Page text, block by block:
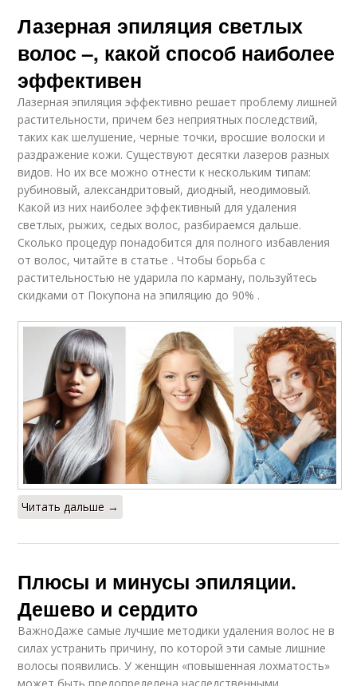
Лазерная эпиляция светлых
волос –, какой способ наиболее
эффективен
Лазерная эпиляция эффективно решает проблему лишней
растительности, причем без неприятных последствий,
таких как шелушение, черные точки, вросшие волоски и
раздражение кожи. Существуют десятки лазеров разных
видов. Но их все можно отнести к нескольким типам:
рубиновый, александритовый, диодный, неодимовый.
Какой из них наиболее эффективный для удаления
светлых, рыжих, седых волос, разбираемся дальше.
Сколько процедур понадобится для полного избавления
от волос, читайте в статье . Чтобы борьба с
растительностью не ударила по карману, пользуйтесь
скидками от Покупона на эпиляцию до 90% .
Читать дальше →
Плюсы и минусы эпиляции.
Дешево и сердито
ВажноДаже самые лучшие методики удаления волос не в
силах устранить причину, по которой эти самые лишние
волосы появились. У женщин «повышенная лохматость»
может быть предопределена наследственными